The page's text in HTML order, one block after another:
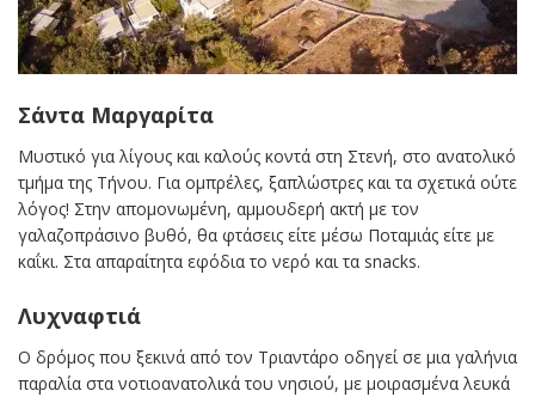
Σάντα Μαργαρίτα
Μυστικό για λίγους και καλούς κοντά στη Στενή, στο ανατολικό
τμήμα της Τήνου. Για ομπρέλες, ξαπλώστρες και τα σχετικά ούτε
λόγος! Στην απομονωμένη, αμμουδερή ακτή με τον
γαλαζοπράσινο βυθό, θα φτάσεις είτε μέσω Ποταμιάς είτε με
καΐκι. Στα απαραίτητα εφόδια το νερό και τα snacks.
Λυχναφτιά
Ο δρόμος που ξεκινά από τον Τριαντάρο οδηγεί σε μια γαλήνια
παραλία στα νοτιοανατολικά του νησιού, με μοιρασμένα λευκά